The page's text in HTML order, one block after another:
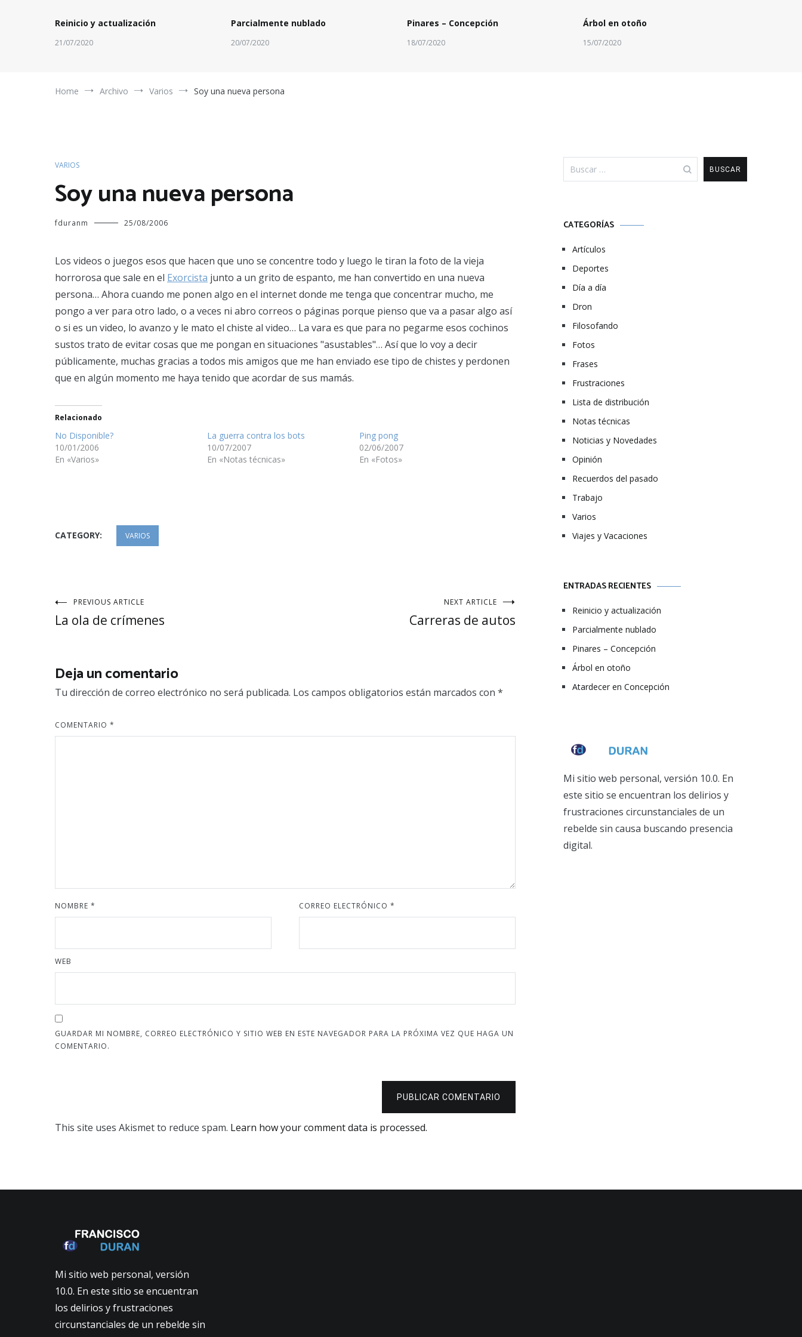
Reinicio y actualización
21/07/2020
Parcialmente nublado
20/07/2020
Pinares – Concepción
18/07/2020
Árbol en otoño
15/07/2020
Home Archivo Varios Soy una nueva persona
VARIOS
Soy una nueva persona
fduranm 25/08/2006
Los videos o juegos esos que hacen que uno se concentre todo y luego le tiran la foto de la vieja
horrorosa que sale en el Exorcista junto a un grito de espanto, me han convertido en una nueva
persona… Ahora cuando me ponen algo en el internet donde me tenga que concentrar mucho, me
pongo a ver para otro lado, o a veces ni abro correos o páginas porque pienso que va a pasar algo así
o si es un video, lo avanzo y le mato el chiste al video… La vara es que para no pegarme esos cochinos
sustos trato de evitar cosas que me pongan en situaciones "asustables"… Así que lo voy a decir
públicamente, muchas gracias a todos mis amigos que me han enviado ese tipo de chistes y perdonen
que en algún momento me haya tenido que acordar de sus mamás.
Relacionado
No Disponible?
10/01/2006
En «Varios»
La guerra contra los bots
10/07/2007
En «Notas técnicas»
Ping pong
02/06/2007
En «Fotos»
CATEGORY: VARIOS
Navegación
entradas
PREVIOUS ARTICLE
La ola de crímenes
NEXT ARTICLE
Carreras de autos
Deja un comentario
Tu dirección de correo electrónico no será publicada. Los campos obligatorios están marcados con *
COMENTARIO *
NOMBRE * CORREO ELECTRÓNICO*
WEB
GUARDAR MI NOMBRE, CORREO ELECTRÓNICO Y SITIO WEB EN ESTE NAVEGADOR PARA LA PRÓXIMA VEZ QUE HAGA UN
COMENTARIO.
PUBLICAR COMENTARIO
This site uses Akismet to reduce spam. Learn how your comment data is processed.
CATEGORÍAS
Artículos
Deportes
Día a día
Dron
Filosofando
Fotos
Frases
Frustraciones
Lista de distribución
Notas técnicas
Noticias y Novedades
Opinión
Recuerdos del pasado
Trabajo
Varios
Viajes y Vacaciones
ENTRADAS RECIENTES
Reinicio y actualización
Parcialmente nublado
Pinares – Concepción
Árbol en otoño
Atardecer en Concepción
Mi sitio web personal, versión 10.0. En
este sitio se encuentran los delirios y
frustraciones circunstanciales de un
rebelde sin causa buscando presencia
digital.
Mi sitio web personal, versión
10.0. En este sitio se encuentran
los delirios y frustraciones
circunstanciales de un rebelde sin